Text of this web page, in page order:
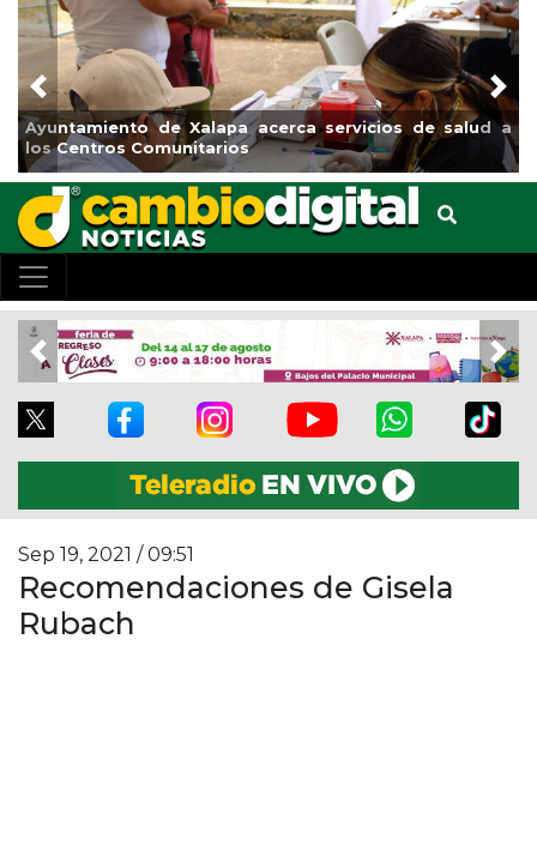
Ayuntamiento de Xalapa acerca servicios de salud a
los Centros Comunitarios
Previous
Previous
Sep 19, 2021 / 09:51
Recomendaciones de Gisela
Rubach